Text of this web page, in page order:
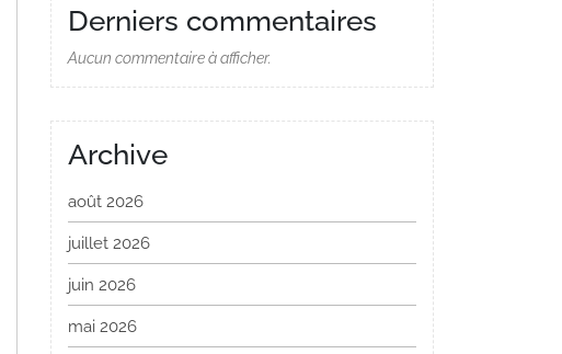
Derniers commentaires
Aucun commentaire à afficher.
Archive
août 2026
juillet 2026
juin 2026
mai 2026